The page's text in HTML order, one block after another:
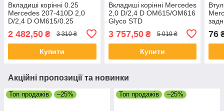
Вкладиші корінні 0.25
Mercedes 207-410D 2,0
D/2,4 D OM615/0.25
2 482,50 ₴ 3 310 ₴
Купити
Вкладиші корінні Mercedes
2,0 D/2,4 D OM615/OM616
Glyco STD
3 757,50₴ 5 010 ₴
Купити
76
Акційні пропозиції та новинки
Топ продажів –25% Топ продажів –25%